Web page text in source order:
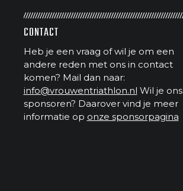
CONTACT
Heb je een vraag of wil je om een
andere reden met ons in contact
komen? Mail dan naar:
info@vrouwentriathlon.nl Wil je ons
sponsoren? Daarover vind je meer
informatie op onze sponsorpagina